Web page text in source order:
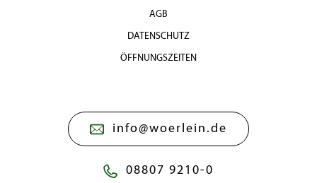
AGB
DATENSCHUTZ
ÖFFNUNGSZEITEN
info@woerlein.de
08807 9210-0